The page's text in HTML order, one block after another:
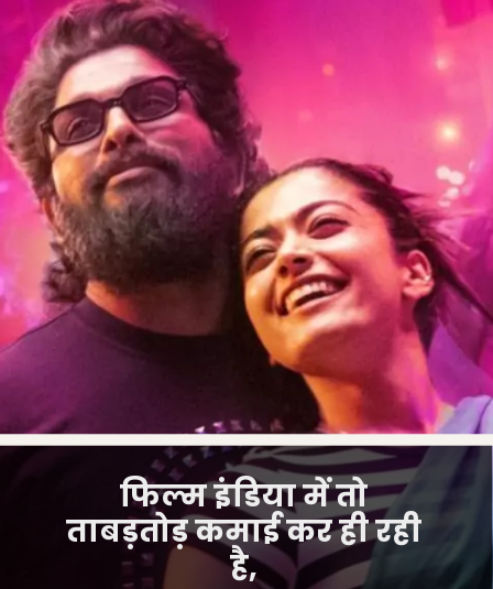
फिल्म इंडिया में तो
ताबड़तोड़ कमाई कर ही रही
है,